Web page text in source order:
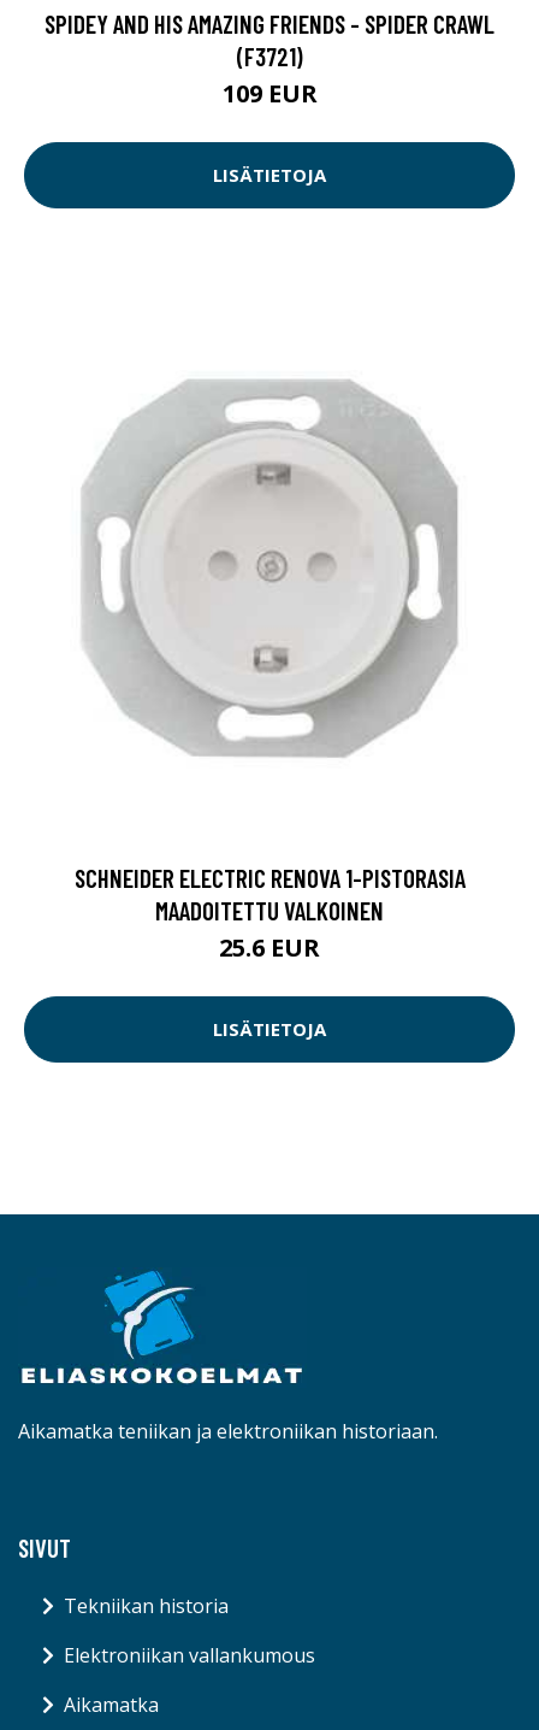
SPIDEY AND HIS AMAZING FRIENDS - SPIDER CRAWL
(F3721)
109 EUR
LISÄTIETOJA
SCHNEIDER ELECTRIC RENOVA 1-PISTORASIA
MAADOITETTU VALKOINEN
25.6 EUR
LISÄTIETOJA
Aikamatka teniikan ja elektroniikan historiaan.
SIVUT
Tekniikan historia
Elektroniikan vallankumous
Aikamatka